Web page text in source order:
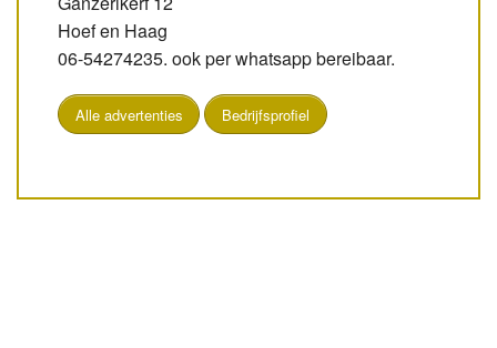
Hoef en Haag
06-54274235. ook per whatsapp bereibaar.
Alle advertenties Bedrijfsprofiel